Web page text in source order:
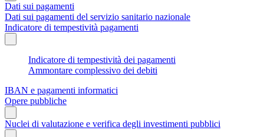
Dati sui pagamenti
Dati sui pagamenti del servizio sanitario nazionale
Indicatore di tempestività pagamenti
Indicatore di tempestività dei pagamenti
Ammontare complessivo dei debiti
IBAN e pagamenti informatici
Opere pubbliche
Nuclei di valutazione e verifica degli investimenti pubblici